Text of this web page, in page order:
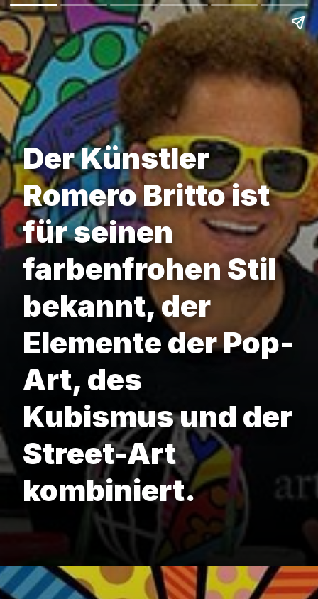
Der Künstler
Romero Britto ist
für seinen
farbenfrohen Stil
bekannt, der
Elemente der Pop-
Art, des
Kubismus und der
Street-Art
kombiniert.